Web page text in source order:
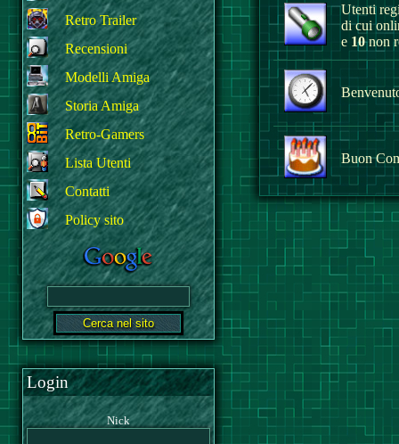
Retro Trailer
Recensioni
Modelli Amiga
Storia Amiga
Retro-Gamers
Lista Utenti
Contatti
Policy sito
Login
Nick
Utenti
di cui
e 10non
Buon